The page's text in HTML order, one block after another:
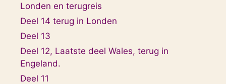
Londen en terugreis
Deel 14 terug in Londen
Deel 13
Deel 12, Laatste deel Wales, terug in
Engeland.
Deel 11